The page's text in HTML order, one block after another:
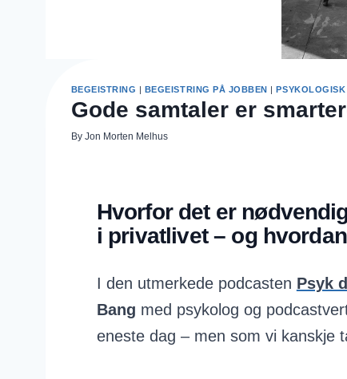
BEGEISTRING | BEGEISTRING PÅ JOBBEN |
Gode samtaler er
By Jon Morten Melhus
Hvorfor det er
i privatlivet – og
I den utmerkede podcasten Psyk
Bang med psykolog og
eneste dag – men som vi kanskje